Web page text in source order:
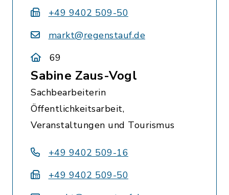
+49 9402 509-50
markt@regenstauf.de
69
Sabine Zaus-Vogl
Sachbearbeiterin
Öffentlichkeitsarbeit,
Veranstaltungen und Tourismus
+49 9402 509-16
+49 9402 509-50